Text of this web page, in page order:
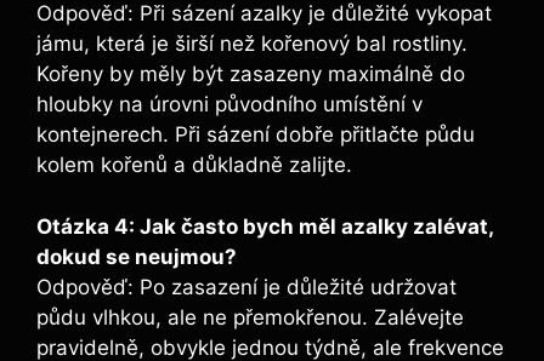
Odpověď: ⁣Při sázení azalky je důležité⁣ vykopat
jámu, která je širší než ⁤kořenový bal rostliny.
Kořeny by ⁢měly​ být ⁣zasazeny maximálně do
hloubky ‌na úrovni⁣ původního umístění v
kontejnerech. Při​ sázení dobře přitlačte půdu
kolem kořenů a⁣ důkladně ​zalijte.
Otázka 4:‌ Jak často ‍bych měl azalky zalévat,
dokud se neujmou?
Odpověď: ‌Po zasazení je důležité ‌udržovat
půdu vlhkou, ale ne přemokřenou. Zalévejte
⁢pravidelně, obvykle jednou ​týdně, ale frekvence